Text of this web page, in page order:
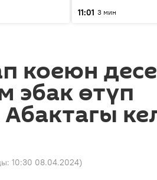
11:01 3 мин
коеюн
өтүп
10:30 08.04.2024)